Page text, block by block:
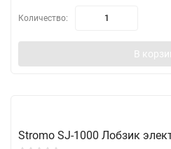
Количество:
В
Stromo SJ-1000 Лобзик